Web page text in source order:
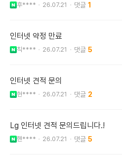
후**** 26.07.21 1
인터넷 약정 만료
칙**** 26.07.21 5
인터넷 견적 문의
현**** 26.07.21 2
Lg 인터넷 견적 문의드립니다.!
핸**** 26.07.21 5